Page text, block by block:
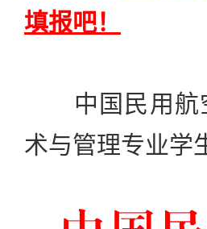
填报吧！
中国民用航空
术与管理专业学